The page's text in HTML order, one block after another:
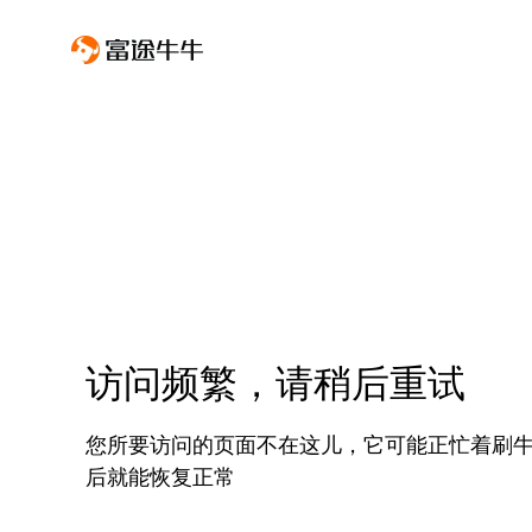
访问频繁，请稍后重试
您所要访问的页面不在这儿，它可能正忙着刷
后就能恢复正常